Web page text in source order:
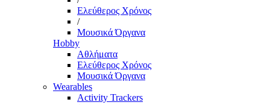
Ελεύθερος Χρόνος
/
Μουσικά Όργανα
Hobby
Αθλήματα
Ελεύθερος Χρόνος
Μουσικά Όργανα
Wearables
Activity Trackers